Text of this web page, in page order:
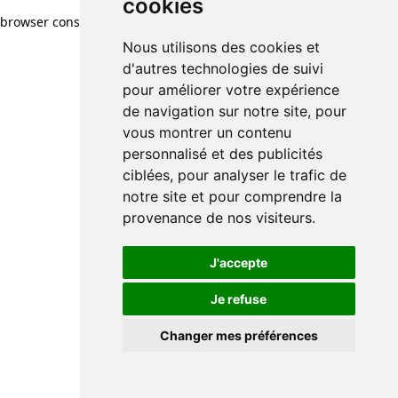
cookies
Nous utilisons des cookies et
d'autres technologies de suivi
pour améliorer votre expérience
de navigation sur notre site, pour
vous montrer un contenu
personnalisé et des publicités
ciblées, pour analyser le trafic de
notre site et pour comprendre la
provenance de nos visiteurs.
J'accepte
Je refuse
Changer mes préférences
cookies
Nous utilisons des cookies et
d'autres technologies de suivi
pour améliorer votre expérience
de navigation sur notre site, pour
vous montrer un contenu
personnalisé et des publicités
ciblées, pour analyser le trafic de
notre site et pour comprendre la
provenance de nos visiteurs.
J'accepte
Je refuse
Changer mes préférences
browser console for more information)